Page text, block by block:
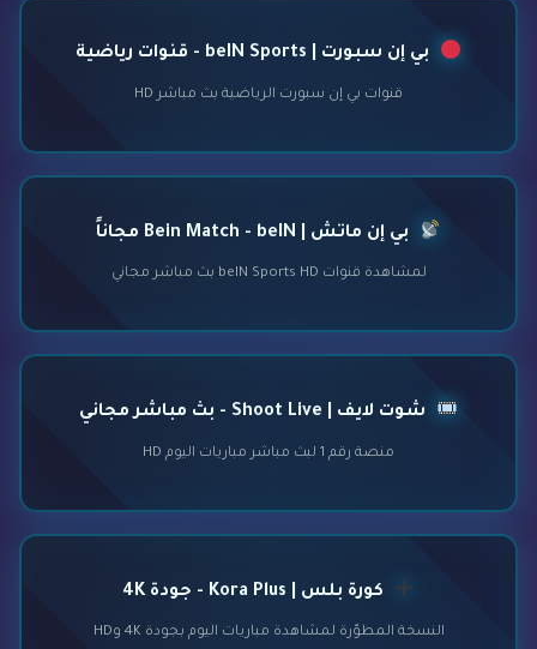
بي إن سبورت | beIN Sports - قنوات رياضية
قنوات بي إن سبورت الرياضية بث مباشر HD
بي إن ماتش | Bein Match - beIN مجاناً
لمشاهدة قنوات beIN Sports HD بث مباشر مجاني
شوت لايف | Shoot Live - بث مباشر مجاني
منصة رقم 1 لبث مباشر مباريات اليوم HD
كورة بلس | Kora Plus - جودة 4K
النسخة المطوّرة لمشاهدة مباريات اليوم بجودة 4K وHD